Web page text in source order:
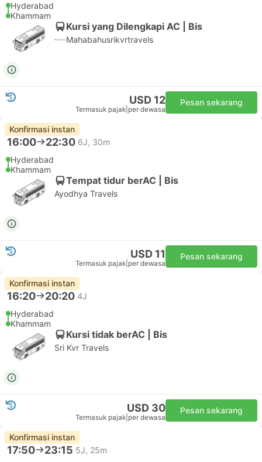
Hyderabad
Khammam
Kursi yang Dilengkapi AC | Bis
Mahabahusrikvrtravels
USD 12
Termasuk pajak per dewasa
Pesan sekarang
Konfirmasi instan
16:00 22:30 6J, 30m
Hyderabad
Khammam
Tempat tidur berAC | Bis
Ayodhya Travels
USD 11
Termasuk pajak per dewasa
Pesan sekarang
Konfirmasi instan
16:20 20:20 4J
Hyderabad
Khammam
Kursi tidak berAC | Bis
Sri Kvr Travels
USD 30
Termasuk pajak per dewasa
Pesan sekarang
Konfirmasi instan
17:50 23:15 5J, 25m